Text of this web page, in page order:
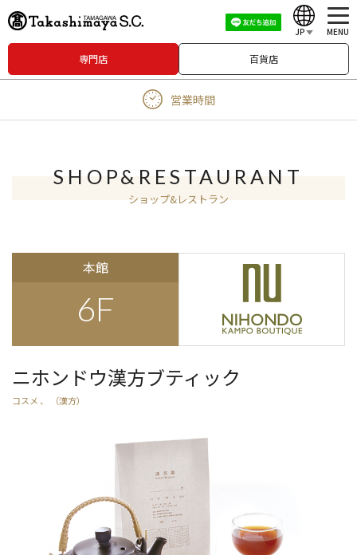
専門店 百貨店
JP
English
한국어
MENU
営業時間
SHOP&RESTAURANT
ショップ&レストラン
本館
6F
ニホンドウ漢方ブティック
コスメ 、 （漢方）